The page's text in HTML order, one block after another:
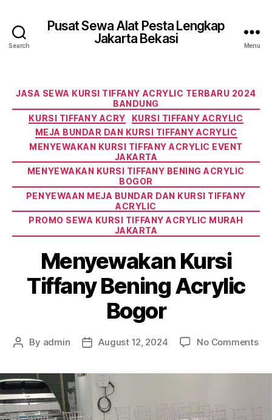
Search
Pusat Sewa Alat Pesta Lengkap
Jakarta Bekasi
Menu
Categories
JASA SEWA KURSI TIFFANY ACRYLIC TERBARU 2024
BANDUNG
KURSI TIFFANY ACRY
KURSI TIFFANY ACRYLIC
MEJA BUNDAR DAN KURSI TIFFANY ACRYLIC
MENYEWAKAN KURSI TIFFANY ACRYLIC EVENT
JAKARTA
MENYEWAKAN KURSI TIFFANY BENING ACRYLIC
BOGOR
PENYEWAAN MEJA BUNDAR DAN KURSI TIFFANY
ACRYLIC
PROMO SEWA KURSI TIFFANY ACRYLIC MURAH
JAKARTA
Menyewakan Kursi
Tiffany Bening Acrylic
Bogor
Post
By admin
PostAugust 12, 2024 No Commentson